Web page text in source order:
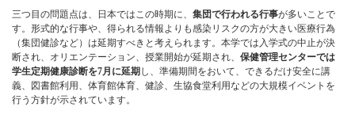
三つ目の問題点は、日本ではこの時期に、 集団で行われる行事が多いことで
す。形式的な行事や、得られる情報よりも感染リスクの方が大きい医療行為
（集団健診など）は延期すべきと考えられます。本学では入学式の中止が決
断され、オリエンテーション、授業開始が延期され、 保健管理センターでは
学生定期健康診断を7月に延期し、準備期間をおいて、できるだけ安全に講
義、図書館利用、体育館体育、健診、生協食堂利用などの大規模イベントを
行う方針が示されています。